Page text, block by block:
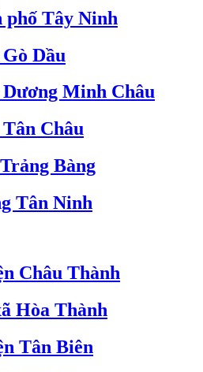
phố Tây Ninh
Dầu
Dương Minh Châu
Châu
Bàng
Tân Ninh
Châu Thành
Hòa Thành
Tân Biên